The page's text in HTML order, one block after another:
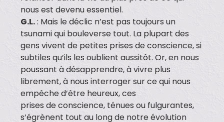
nous est devenu essentiel.
G.L.: Mais le déclic n’est pas toujours un
tsunami qui bouleverse tout. La plupart des
gens vivent de petites prises de conscience, si
subtiles qu’ils les oublient aussitôt. Or, en nous
poussant à désapprendre, à vivre plus
librement, à nous interroger sur ce qui nous
empêche d’être heureux, ces
prises de conscience, ténues ou fulgurantes,
s’égrènent tout au long de notre évolution